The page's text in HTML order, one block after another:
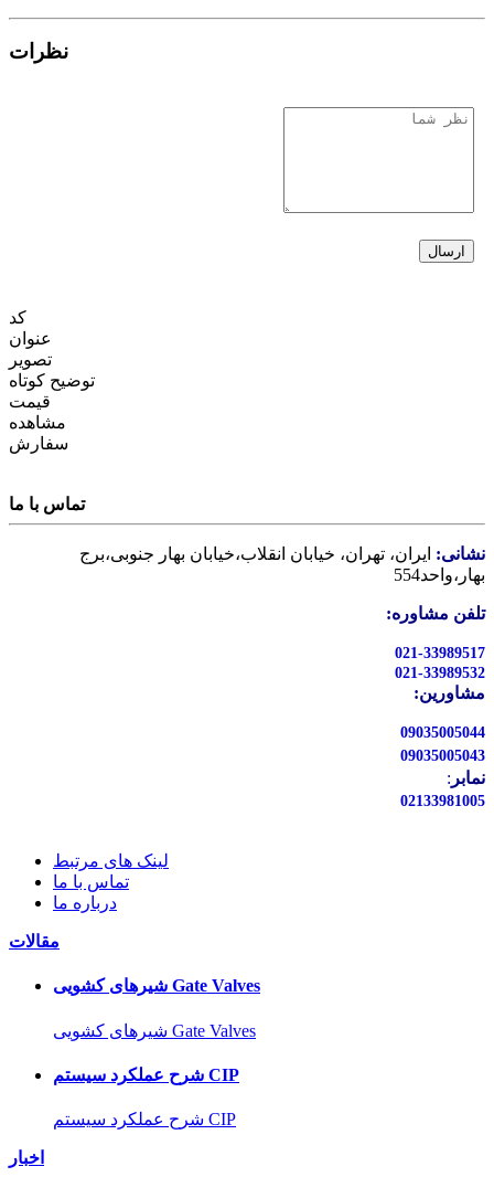
نظرات
کد
عنوان
تصویر
توضیح کوتاه
قیمت
مشاهده
سفارش
تماس با ما
نشانی: ایران، تهران، خیابان انقلاب،خیابان بهار جنوبی،برج
بهار،واحد554
تلفن مشاوره:
021-33989517
021-33989532
مشاورین:
09035005044
09035005043
نمابر :
02133981005
لینک های مرتبط
تماس با ما
درباره ما
مقالات
شیرهای کشویی Gate Valves
شیرهای کشویی Gate Valves
شرح عملکرد سیستم CIP
شرح عملکرد سیستم CIP
اخبار